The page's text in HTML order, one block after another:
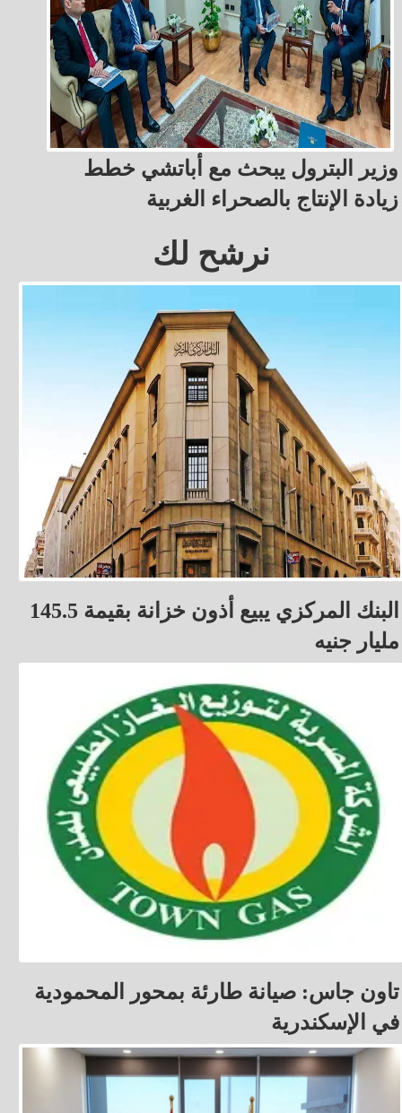
وزير البترول يبحث مع أباتشي خطط
زيادة الإنتاج بالصحراء الغربية
نرشح لك
البنك المركزي يبيع أذون خزانة بقيمة 145.5
مليار جنيه
تاون جاس: صيانة طارئة بمحور المحمودية
في الإسكندرية